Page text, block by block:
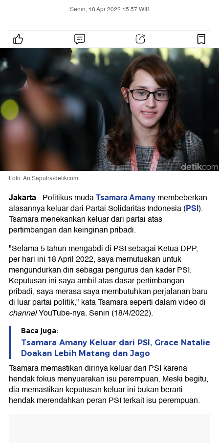
Senin, 18 Apr 2022 15:57 WIB
Foto: Ari Saputra/detikcom
Jakarta-Politikus mudaTsamara Amanymembeberkan
alasannya keluar dari Partai Solidaritas Indonesia (PSI).
Tsamara menekankan keluar dari partai atas
pertimbangan dan keinginan pribadi.
"Selama 5 tahun mengabdi di PSI sebagai Ketua DPP,
per hari ini 18 April 2022, saya memutuskan untuk
mengundurkan diri sebagai pengurus dan kader PSI.
Keputusan ini saya ambil atas dasar pertimbangan
pribadi, saya merasa saya membutuhkan perjalanan baru
di luar partai politik," kata Tsamara seperti dalam video di
channelYouTube-nya. Senin (18/4/2022).
Baca juga:
Tsamara Amany Keluar dari PSI, Grace Natalie
Doakan Lebih Matang dan Jago
Tsamara memastikan dirinya keluar dari PSI karena
hendak fokus menyuarakan isu perempuan. Meski begitu,
dia memastikan keputusan keluar ini bukan berarti
hendak merendahkan peran PSI terkait isu perempuan.